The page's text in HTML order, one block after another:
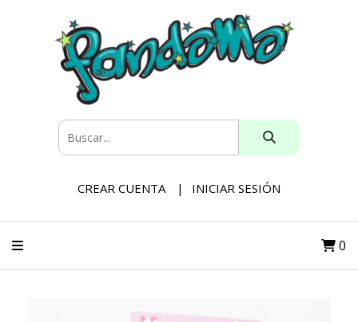
CREAR CUENTA INICIAR SESIÓN
0